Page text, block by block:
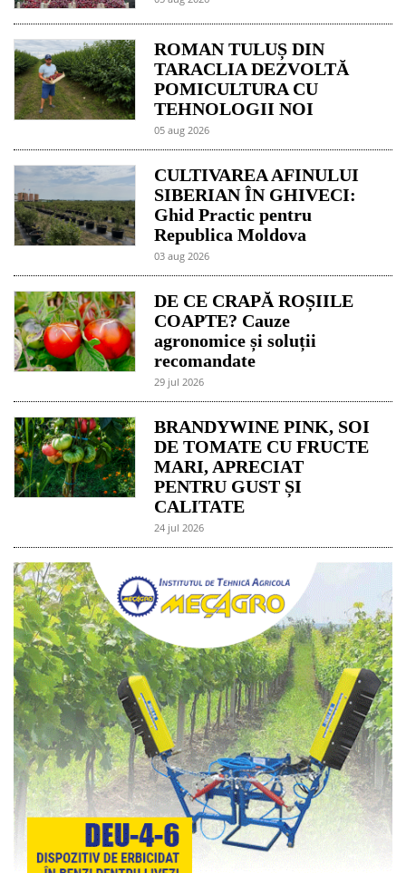
ROMAN TULUȘ DIN
TARACLIA DEZVOLTĂ
POMICULTURA CU
TEHNOLOGII NOI
05 aug 2026
CULTIVAREA AFINULUI
SIBERIAN ÎN GHIVECI:
Ghid Practic pentru
Republica Moldova
03 aug 2026
DE CE CRAPĂ ROȘIILE
COAPTE? Cauze
agronomice și soluții
recomandate
29 jul 2026
BRANDYWINE PINK, SOI
DE TOMATE CU FRUCTE
MARI, APRECIAT
PENTRU GUST ȘI
CALITATE
24 jul 2026